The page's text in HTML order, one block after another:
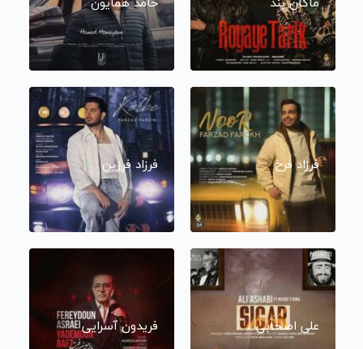
فرزاد فرخ فرزاد فرزین
علی اصحابی فریدون آسرایی